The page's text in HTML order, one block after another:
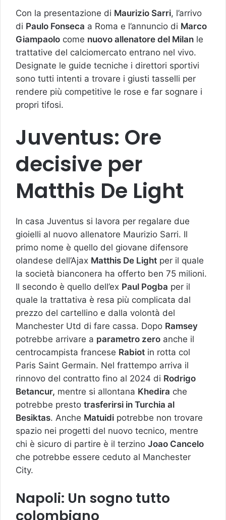
Con la presentazione di Maurizio Sarri, l’arrivo
di Paulo Fonseca a Roma e l’annuncio di Marco
Giampaolo come nuovo allenatore del Milan le
trattative del calciomercato entrano nel vivo.
Designate le guide tecniche i direttori sportivi
sono tutti intenti a trovare i giusti tasselli per
rendere più competitive le rose e far sognare i
propri tifosi.
Juventus: Ore
decisive per
Matthis De Light
In casa Juventus si lavora per regalare due
gioielli al nuovo allenatore Maurizio Sarri. Il
primo nome è quello del giovane difensore
olandese dell’Ajax Matthis De Light per il quale
la società bianconera ha offerto ben 75 milioni.
Il secondo è quello dell’ex Paul Pogba per il
quale la trattativa è resa più complicata dal
prezzo del cartellino e dalla volontà del
Manchester Utd di fare cassa. Dopo Ramsey
potrebbe arrivare a parametro zero anche il
centrocampista francese Rabiot in rotta col
Paris Saint Germain. Nel frattempo arriva il
rinnovo del contratto fino al 2024 di Rodrigo
Betancur, mentre si allontana Khedira che
potrebbe presto trasferirsi in Turchia al
Besiktas. Anche Matuidi potrebbe non trovare
spazio nei progetti del nuovo tecnico, mentre
chi è sicuro di partire è il terzino Joao Cancelo
che potrebbe essere ceduto al Manchester
City.
Napoli: Un sogno tutto
colombiano